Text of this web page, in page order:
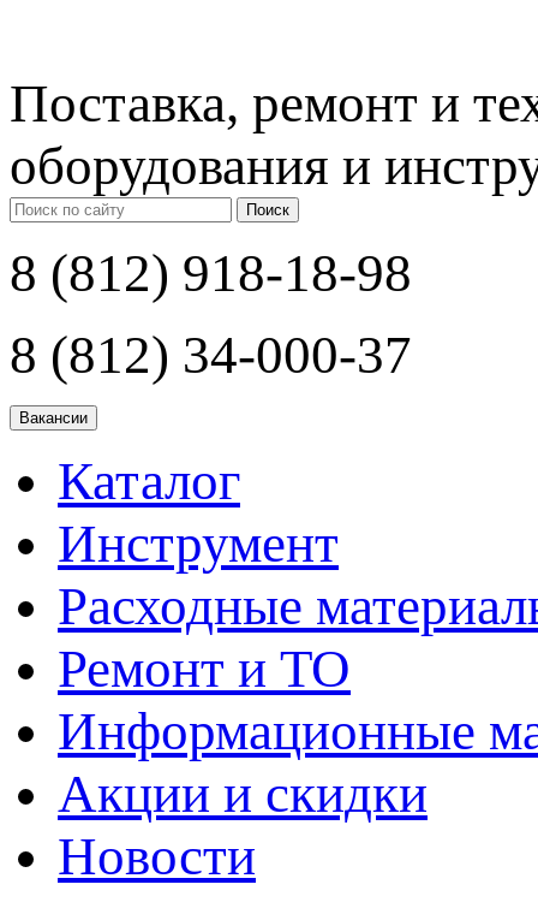
Поставка, ремонт и
оборудования и
Поиск
8 (812) 918-18-98
8 (812) 34-000-37
Каталог
Инструмент
Расходные
Ремонт и ТО
Информационные
Акции и скидки
Новости